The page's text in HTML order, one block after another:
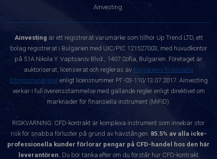
Ainvesting.
Ainvesting är ett registrerat varumärke som tillhör Up Trend LTD, ett
bolag registrerat i Bulgarien med UIC/PIC 121527003, med huvudkontor
på 51A Nikola Y. Vaptsarov Blvd., 1407 Sofia, Bulgarien. Företaget är
auktoriserat, licensierat och regleras av Bulgariens finansiella
tillsynsmyndighetenligt licensnummer РГ-03-110/13.07.2017. Ainvesting
verkar i full överensstämmelse med gällande regler enligt direktivet om
marknader för finansiella instrument (MiFID).
RISKVARNING: CFD-kontrakt är komplexa instrument som innebär stor
risk för snabba förluster på grund av hävstången. 85.5% av alla icke-
professionella kunder förlorar pengar på CFD-handel hos den här
leverantören. Du bör tänka efter om du förstår hur CFD-kontrakt